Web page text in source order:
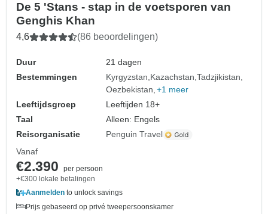
De 5 'Stans - stap in de voetsporen van
Genghis Khan
4,6 (86 beoordelingen)
Duur
21 dagen
Bestemmingen
Kyrgyzstan Kazachstan Tadzjikistan
Oezbekistan +1 meer
Leeftijdsgroep
Leeftijden 18+
Taal
Alleen: Engels
Reisorganisatie
Penguin Travel
Vanaf
€2.390
per persoon
+€300 lokale betalingen
Aanmelden to unlock savings
Prijs gebaseerd op privé tweepersoonskamer